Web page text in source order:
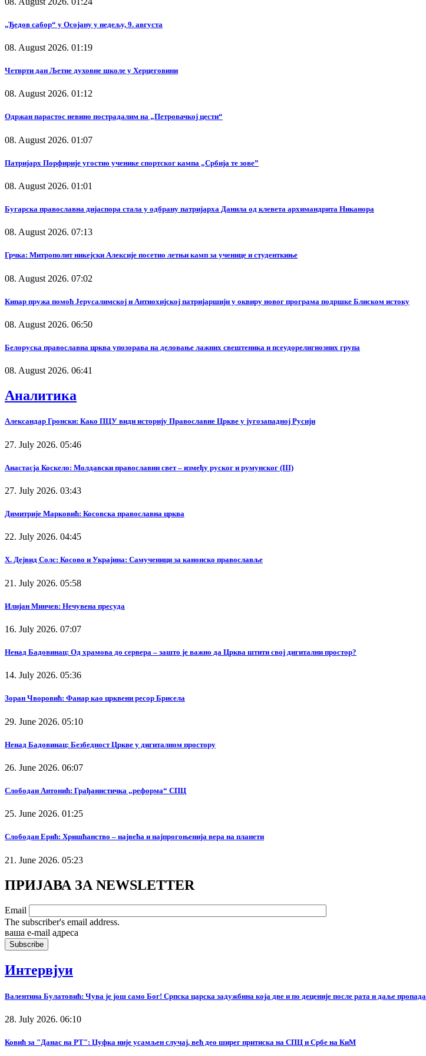
„Ђедов сабор“ у Осојану у недељу, 9. августа
08. August 2026. 01:19
Четврти дан Љетне духовне школе у Херцеговини
08. August 2026. 01:12
Одржан парастос невино пострадалим на „Петровачкој цести“
08. August 2026. 01:07
Патријарх Порфирије угостио ученике спортског кампа „Србија те зове”
08. August 2026. 01:01
Бугарска православна дијаспора стала у одбрану патријарха Данила од клевета архимандрита Никанора
08. August 2026. 07:13
Грчка: Митрополит никејски Алексије посетио летњи камп за ученице и студенткиње
08. August 2026. 07:02
Кипар пружа помоћ Јерусалимској и Антиохијској патријаршији у оквиру новог програма подршке Блиском истоку
08. August 2026. 06:50
Белоруска православна црква упозорава на деловање лажних свештеника и псеудорелигиозних група
08. August 2026. 06:41
Аналитика
Александар Гронски: Како ПЦУ види историју Православне Цркве у југозападној Русији
27. July 2026. 05:46
Анастасја Коскело: Молдавски православни свет – између руског и румунског (III)
27. July 2026. 03:43
Димитрије Марковић: Косовска православна црква
22. July 2026. 04:45
Х. Дејвид Солс: Косово и Украјина: Самученици за канонско православље
21. July 2026. 05:58
Илијан Минчев: Нечувена пресуда
16. July 2026. 07:07
Ненад Бадовинац: Од храмова до сервера – зашто је важно да Црква штити свој дигитални простор?
14. July 2026. 05:36
Зоран Чворовић: Фанар као црквени ресор Брисела
29. June 2026. 05:10
Ненад Бадовинац: Безбедност Цркве у дигиталном простору
26. June 2026. 06:07
Слободан Антонић: Грађанистичка „реформа“ СПЦ
25. June 2026. 01:25
Слободан Ерић: Хришћанство – највећа и најпрогоњенија вера на планети
21. June 2026. 05:23
ПРИЈАВА ЗА NEWSLETTER
Email
The subscriber's email address.
ваша е-mail адреса
Интервјуи
Валентина Булатовић: Чува је још само Бог! Српска царска задужбина која две и по деценије после рата и даље пропада
28. July 2026. 06:10
Ковић за "Данас на РТ": Џуфка није усамљен случај, већ део ширег притиска на СПЦ и Србе на КиМ